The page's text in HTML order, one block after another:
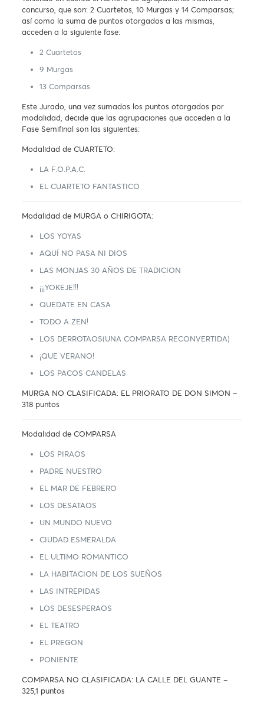
concurso, que son: 2 Cuartetos, 10 Murgas y 14 Comparsas;
así como la suma de puntos otorgados a las mismas,
acceden a la siguiente fase:
2 Cuartetos
9 Murgas
13 Comparsas
Este Jurado, una vez sumados los puntos otorgados por
modalidad, decide que las agrupaciones que acceden a la
Fase Semifinal son las siguientes:
Modalidad de CUARTETO:
LA F.O.P.A.C.
EL CUARTETO FANTASTICO
Modalidad de MURGA o CHIRIGOTA:
LOS YOYAS
AQUÍ NO PASA NI DIOS
LAS MONJAS 30 AÑOS DE TRADICION
¡¡¡YOKEJE!!!
QUEDATE EN CASA
TODO A ZEN!
LOS DERROTAOS(UNA COMPARSA RECONVERTIDA)
¡QUE VERANO!
LOS PACOS CANDELAS
MURGA NO CLASIFICADA: EL PRIORATO DE DON SIMON –
318 puntos
Modalidad de COMPARSA
LOS PIRAOS
PADRE NUESTRO
EL MAR DE FEBRERO
LOS DESATAOS
UN MUNDO NUEVO
CIUDAD ESMERALDA
EL ULTIMO ROMANTICO
LA HABITACION DE LOS SUEÑOS
LAS INTREPIDAS
LOS DESESPERAOS
EL TEATRO
EL PREGON
PONIENTE
COMPARSA NO CLASIFICADA: LA CALLE DEL GUANTE –
325,1 puntos